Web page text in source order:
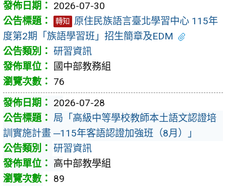
2026-07-30
轉知
原住民族語言臺北學習中心 115年
度第2期「族語學習班」招生簡章及EDM
研習資訊
國中部教務組
76
2026-07-28
局「高級中等學校教師本土語文認證培
訓實施計畫 ─115年客語認證加強班（8月）」
研習資訊
高中部教學組
89